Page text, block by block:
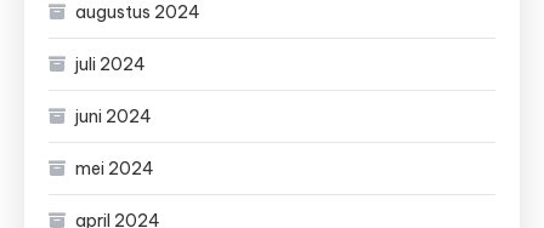
augustus 2024
juli 2024
juni 2024
mei 2024
april 2024